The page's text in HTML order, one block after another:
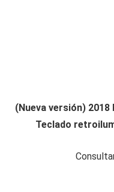
(Nueva versión)
Teclado